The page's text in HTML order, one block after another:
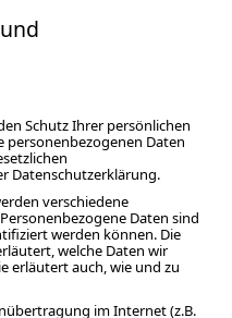
Schutz Ihrer persönlichen
personenbezogenen Daten
Datenschutzerklärung.
verschiedene
Daten sind
werden können. Die
welche Daten wir
erläutert auch, wie und zu
im Internet (z.B.